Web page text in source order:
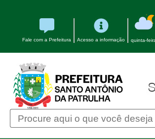
Fale com a Prefeitura Acesso a informação quinta-